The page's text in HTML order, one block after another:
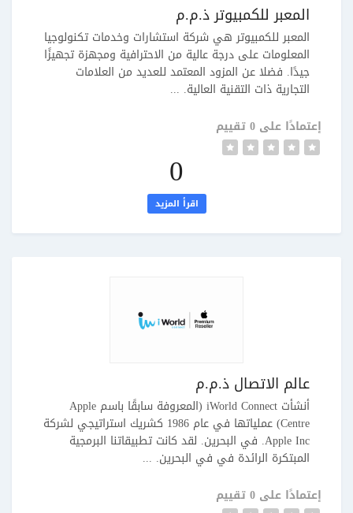
المعبر للكمبيوتر ذ.م.م
المعبر للكمبيوتر هي شركة استشارات وخدمات تكنولوجيا
المعلومات على درجة عالية من الاحترافية ومجهزة تجهيزًا
جيدًا. فضلا عن المزود المعتمد للعديد من العلامات
التجارية ذات التقنية العالية. ...
إعتمادًا على 0 تقييم
0
اقرأ المزيد
عالم الاتصال ذ.م.م
أنشأت iWorld Connect (المعروفة سابقًا باسم Apple
Centre) عملياتها في عام 1986 كشريك استراتيجي لشركة
Apple Inc. في البحرين. لقد كانت تطبيقاتنا البرمجية
المبتكرة الرائدة في في البحرين. ...
إعتمادًا على 0 تقييم